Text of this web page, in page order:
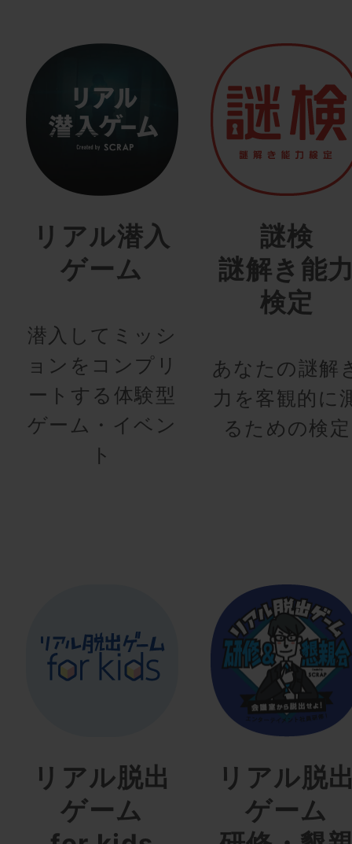
リアル潜入
ゲーム
潜入してミッシ
ョンをコンプリ
ートする体験型
ゲーム・イベン
ト
謎検
謎解き能
検定
あなたの謎解
力を客観的に
るための検定
リアル脱出
ゲーム
リアル脱
ゲーム